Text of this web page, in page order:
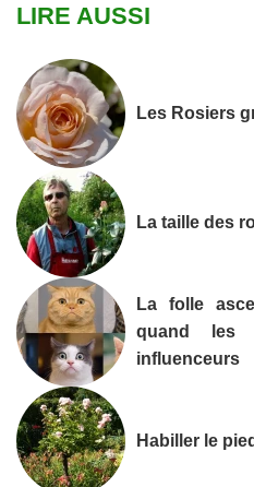
LIRE AUSSI
Les Rosiers
La taille des
La folle
quand les
influenceurs
Habiller le